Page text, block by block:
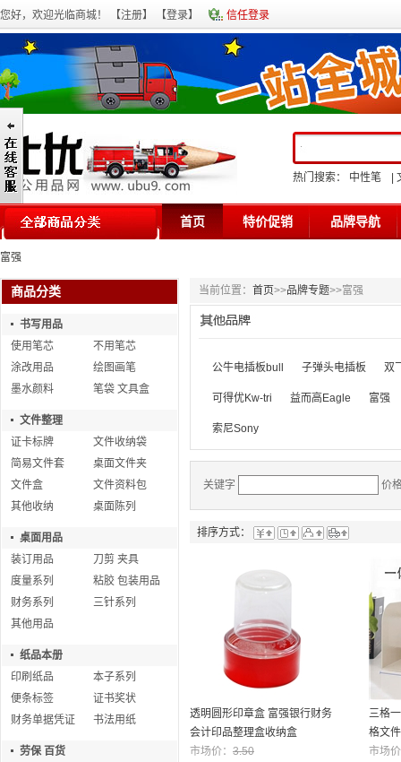
您好，欢迎光临商城！ 【注册】 【登录】 信任登录
热门搜索： 中性笔
首页 特价促销 品牌导航
富强
商品分类
书写用品
使用笔芯
不用笔芯
涂改用品
绘图画笔
墨水颜料
笔袋 文具盒
文件整理
证卡标牌
文件收纳袋
简易文件套
桌面文件夹
文件盒
文件资料包
其他收纳
桌面陈列
桌面用品
装订用品
刀剪 夹具
度量系列
粘胶 包装用品
财务系列
三针系列
其他用品
纸品本册
印刷纸品
本子系列
便条标签
证书奖状
财务单据凭证
书法用纸
劳保 百货
当前位置： 首页>>品牌专题>>富强
公牛电插板bull 子弹头电插板 双
可得优Kw-tri 益而高Eagle 富强
索尼Sony
关键字 价
排序方式：
透明圆形印章盒 富强银行财务
会计印品整理盒收纳盒
市场价： 3.50
三格
格文
市场